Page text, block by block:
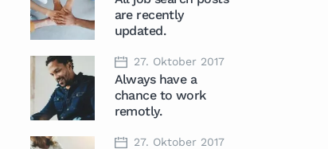
are recently
updated.
27. Oktober 2017
Always have a
chance to work
remotly.
27. Oktober 2017